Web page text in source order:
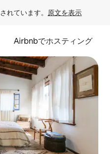
れています。 原文を表示
Airbnbでホスティング